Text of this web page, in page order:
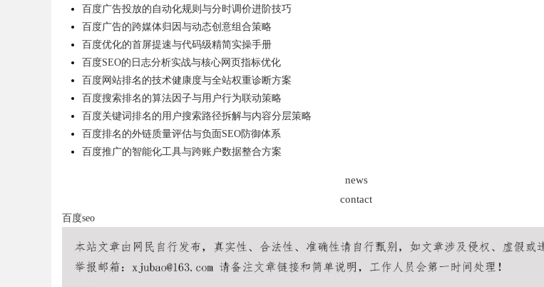
百度广告投放的自动化规则与分时调价进阶技巧
百度广告的跨媒体归因与动态创意组合策略
百度优化的首屏提速与代码级精简实操手册
百度SEO的日志分析实战与核心网页指标优化
百度网站排名的技术健康度与全站权重诊断方案
百度搜索排名的算法因子与用户行为联动策略
百度关键词排名的用户搜索路径拆解与内容分层策略
百度排名的外链质量评估与负面SEO防御体系
百度推广的智能化工具与跨账户数据整合方案
news
contact
百度seo